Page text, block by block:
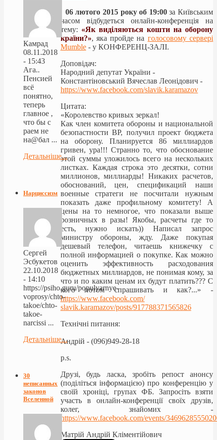
06 лютого 2015 рокуоб 19:00 за Київським
часом відбудеться онлайн-конференція на
тему: «Як виділяються кошти на оборону
країни?», яка пройде на голосовому сервері
Mumble- у КОНФЕРЕНЦ-ЗАЛІ.
Доповідач:
Народний депутат України -
Константіновський Вячеслав Леонідович -
https://www.facebook.com/slavik.karamazov
Цитата:
«Королевство кривых зеркал!
Как член комитета обороны и национальной
безопастности ВР, получил проект бюджета
на оборону. Планируется 86 миллиардов
гривен, ура!!! Странно то, что обоснование
этой суммы уложилось всего на нескольких
листках. Каждая строка это десятки, сотни
миллионов, миллиарды! Никаких расчетов,
обоснований, цен, спецификаций наши
военные стратеги не посчитали нужным
показать даже профильному комитету! А
цены на то немногое, что показали выше
розничных в разы! Якобы, расчеты где то
есть, нужно искать)) Написал запрос
министру обороны, жду. Даже покупая
дешевый телефон, читаешь книжечку с
полной информацией о покупке. Как можно
оценить эффективность расходования
бюджетных миллиардов, не понимая кому, за
что и по каким ценам их будут платить??? С
кого потом спрашивать и как?...» -
https://www.facebook.com/
slavik.karamazov/posts/917788371565826
Технічні питання:
Андрiй - (096)949-28-18
p.s.
Друзі, будь ласка, зробіть репост анонсу
(поділіться інформацією) про конференцію у
своїй хроніці, групах ФБ. Запросіть взяти
участь в онлайн-конференції своїх друзів,
колег, знайомих -
https://www.facebook.com/events/
Матрій Андрій Кліментійович
Камрад
08.11.2018
- 15:43
Ага..
Пенсией
всё
понятно,
теперь
главное ,
что бы с
раем не
на@бал ...
Детальніше...
Нарциссизм
Сергей
Эсбукетов
22.10.2018
- 14:10
https://psiho.guru/populyarnye-
voprosy/chto-
takoe/chto-
takoe-
narcissi ...
Детальніше...
30
неписанных
законов
Вселенной